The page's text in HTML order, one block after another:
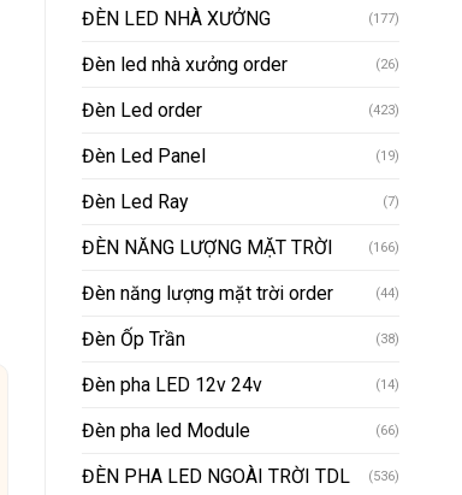
ĐÈN LED NHÀ XƯỞNG (177)
Đèn led nhà xưởng order (26)
Đèn Led order (423)
Đèn Led Panel (19)
Đèn Led Ray (7)
ĐÈN NĂNG LƯỢNG MẶT TRỜI (166)
Đèn năng lượng mặt trời order (44)
Đèn Ốp Trần (38)
Đèn pha LED 12v 24v (14)
Đèn pha led Module (66)
ĐÈN PHA LED NGOÀI TRỜI TDL (536)